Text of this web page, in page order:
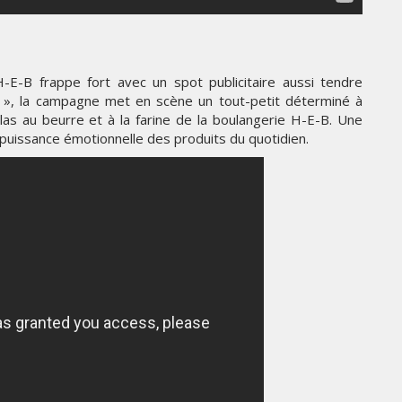
E-B frappe fort avec un spot publicitaire aussi tendre
la campagne met en scène un tout-petit déterminé à
au beurre et à la farine de la boulangerie H-E-B. Une
émotionnelle des produits du quotidien.
THE PARADIGM SHIFT –
SPIDER-MAN ET BMW
UNISSENT LEURS UNIVERS